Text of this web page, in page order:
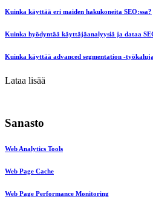
Kuinka käyttää eri maiden hakukoneita SEO:ssa?
Kuinka hyödyntää käyttäjäanalyysiä ja dataa
Kuinka käyttää advanced segmentation -
Lataa lisää
Sanasto
Web Analytics Tools
Web Page Cache
Web Page Performance Monitoring